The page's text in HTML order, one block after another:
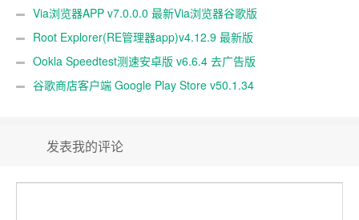
Via浏览器APP v7.0.0.0 最新Via浏览器谷歌版
Root Explorer(RE管理器app)v4.12.9 最新版
Ookla Speedtest测速安卓版 v6.6.4 去广告版
谷歌商店客户端 Google Play Store v50.1.34
发表我的评论